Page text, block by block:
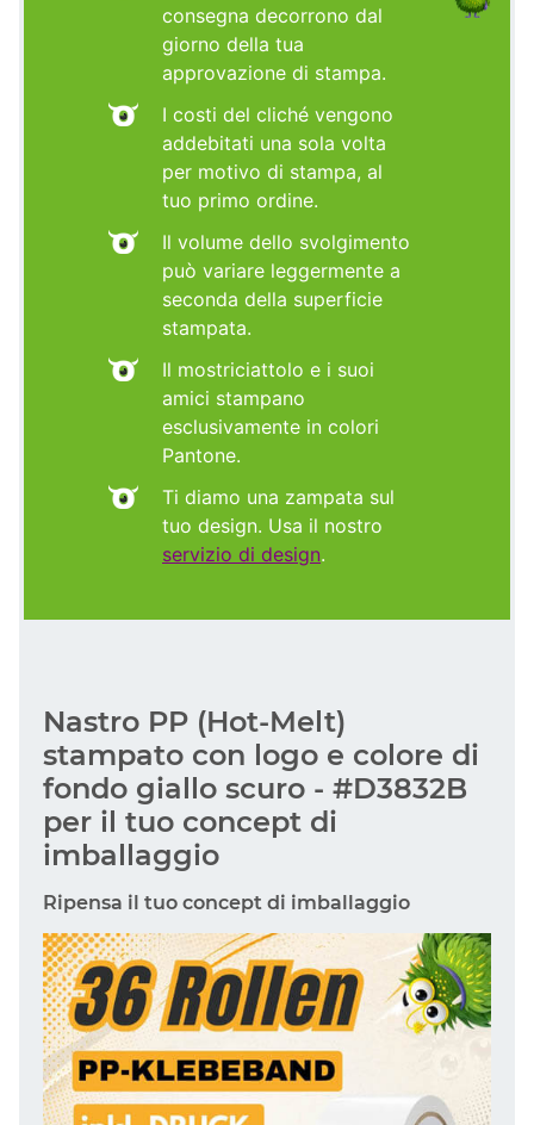
consegna decorrono dal
giorno della tua
approvazione di stampa.
I costi del cliché vengono
addebitati una sola volta
per motivo di stampa, al
tuo primo ordine.
Il volume dello svolgimento
può variare leggermente a
seconda della superficie
stampata.
Il mostriciattolo e i suoi
amici stampano
esclusivamente in colori
Pantone.
Ti diamo una zampata sul
tuo design. Usa il nostro
servizio di design.
Nastro PP (Hot-Melt)
stampato con logo e colore di
fondo giallo scuro - #D3832B
per il tuo concept di
imballaggio
Ripensa il tuo concept di imballaggio